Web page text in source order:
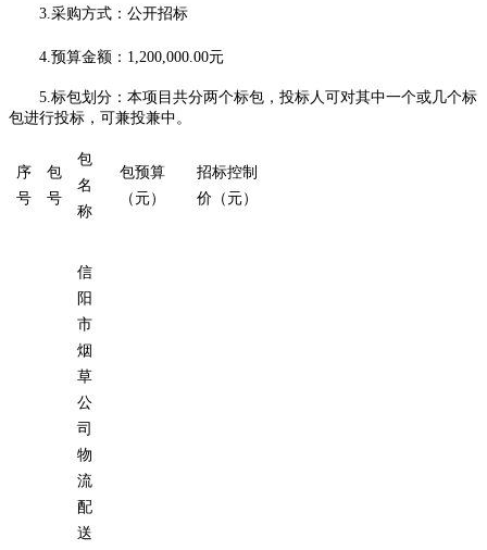
3.采购方式：公开招标
4.预算金额： 1,200,000.00元
5.标包划分：本项目共分两个标包，投标人可对其中一个或几个标
包进行投标，可兼投兼中。
序
号
包
号
包
名
称
包预算
（元）
招标控制
价（元）
信
阳
市
烟
草
公
司
物
流
配
送